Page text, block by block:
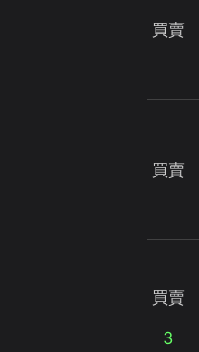
買賣
買賣
買賣
3